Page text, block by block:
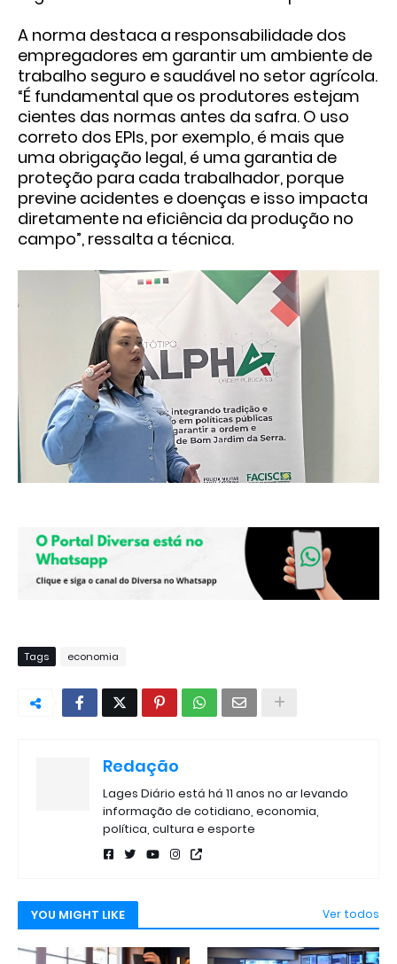
A norma destaca a responsabilidade dos
empregadores em garantir um ambiente de
trabalho seguro e saudável no setor agrícola.
“É fundamental que os produtores estejam
cientes das normas antes da safra. O uso
correto dos EPIs, por exemplo, é mais que
uma obrigação legal, é uma garantia de
proteção para cada trabalhador, porque
previne acidentes e doenças e isso impacta
diretamente na eficiência da produção no
campo”, ressalta a técnica.
Tags economia
Redação
Lages Diário está há 11 anos no ar levando
informação de cotidiano, economia,
política, cultura e esporte
YOU MIGHT LIKE Ver todos